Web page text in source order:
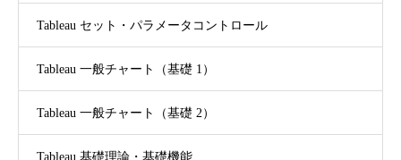
Tableau セット・パラメータコントロール
Tableau 一般チャート（基礎 1）
Tableau 一般チャート（基礎 2）
Tableau 基礎理論・基礎機能